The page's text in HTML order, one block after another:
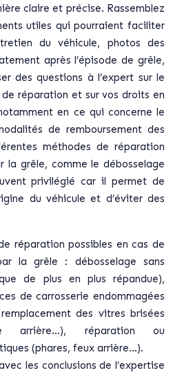
claire et précise. Rassemblez
utiles qui pourraient faciliter
du véhicule, photos des
après l’épisode de grêle,
des questions à l’expert sur le
réparation et sur vos droits en
en ce qui concerne le
de remboursement des
méthodes de réparation
la grêle, comme le débosselage
privilégié car il permet de
du véhicule et d’éviter des
réparation possibles en cas de
la grêle : débosselage sans
de plus en plus répandue),
de carrosserie endommagées
des vitres brisées
arrière…), réparation ou
(phares, feux arrière…).
les conclusions de l’expertise